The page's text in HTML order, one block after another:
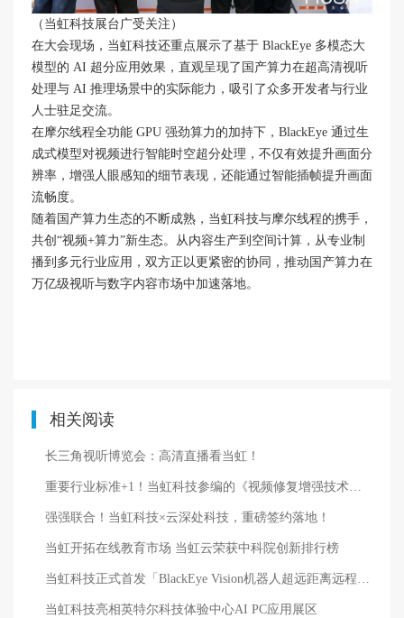
（当虹科技展台广受关注）
在大会现场，当虹科技还重点展示了基于 BlackEye 多模态大
模型的 AI 超分应用效果，直观呈现了国产算力在超高清视听
处理与 AI 推理场景中的实际能力，吸引了众多开发者与行业
人士驻足交流。
在摩尔线程全功能 GPU 强劲算力的加持下，BlackEye 通过生
成式模型对视频进行智能时空超分处理，不仅有效提升画面分
辨率，增强人眼感知的细节表现，还能通过智能插帧提升画面
流畅度。
随着国产算力生态的不断成熟，当虹科技与摩尔线程的携手，
共创“视频+算力”新生态。从内容生产到空间计算，从专业制
播到多元行业应用，双方正以更紧密的协同，推动国产算力在
万亿级视听与数字内容市场中加速落地。
相关阅读
长三角视听博览会：高清直播看当虹！
强强联合！当虹科技×云深处科技，重磅签约落地！
当虹开拓在线教育市场 当虹云荣获中科院创新排行榜
当虹科技亮相英特尔科技体验中心AI PC应用展区